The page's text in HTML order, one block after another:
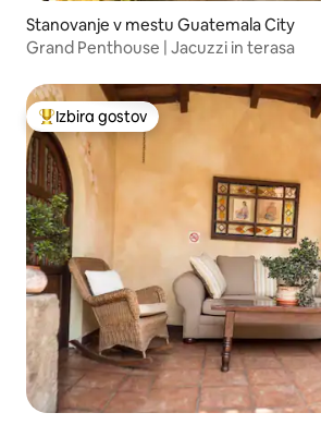
Stanovanje v mestu Guatemala City
Grand Penthouse | Jacuzzi in terasa
Najbolj priljubljena prenočišča z značko
Izbira gostov